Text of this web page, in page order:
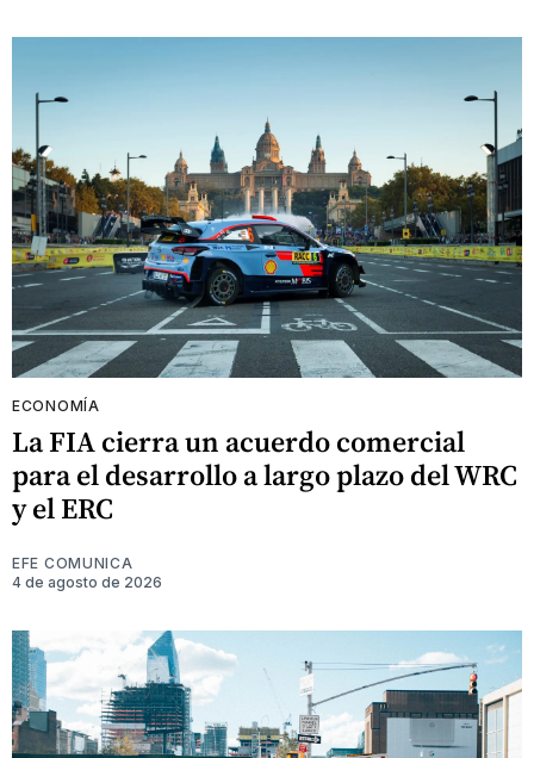
ECONOMÍA
La FIA cierra un acuerdo comercial
para el desarrollo a largo plazo del WRC
y el ERC
EFE COMUNICA
4 de agosto de 2026